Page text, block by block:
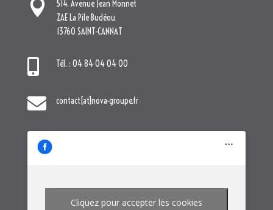

514. Avenue Jean Monnet
ZAE La Pile Budéou
13760 SAINT-CANNAT
 Tél. : 04 84 04 04 00
 contact[at]nova-groupe.fr
Cliquez pour accepter les cookies